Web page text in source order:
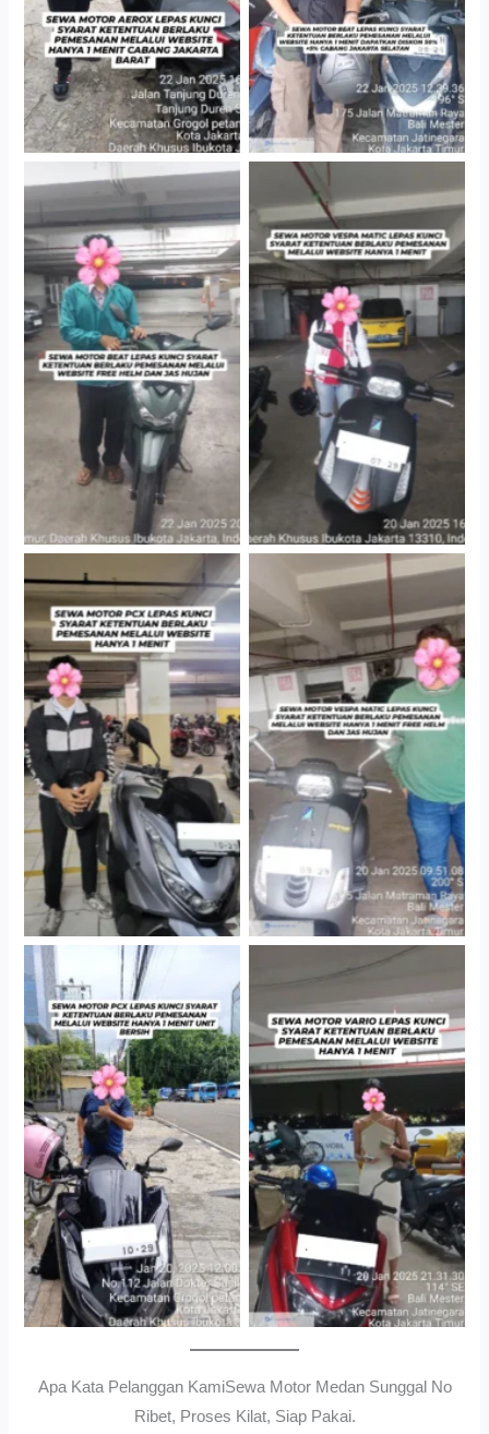
Cityplaza Jatinegara
Gedung Parkir P6A
Cityplaza Jatinegara
Gedung Parkir P6A
Hotel Kartika Chandra,
Jakarta Selatan
Cityplaza Jatinegara
Gedung Parkir P6A
Antar Jemput Kendaraan
Cityplaza Jatinegara
Gedung Parkir P6ASewa
Motor Medan Sunggal No
Ribet, Proses Kilat, Siap
Pakai.
Apa Kata Pelanggan KamiSewa Motor Medan Sunggal No
Ribet, Proses Kilat, Siap Pakai.